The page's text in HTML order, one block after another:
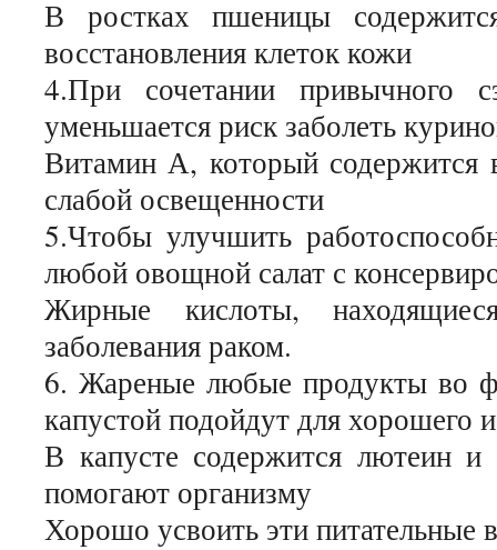
В ростках пшеницы
восстановления клеток кожи
4.При сочетании привычного
уменьшается риск заболеть
Витамин А, который содержится
слабой освещенности
5.Чтобы улучшить
любой овощной салат с
Жирные кислоты,
заболевания раком.
6. Жареные любые продукты во
капустой подойдут для хорошего
В капусте содержится лютеин
помогают организму
Хорошо усвоить эти питательные